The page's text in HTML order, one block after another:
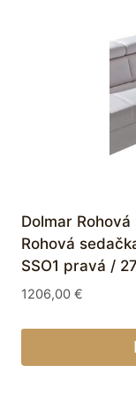
Dolmar
Rohová
SSO1 pravá /
1206,00 €